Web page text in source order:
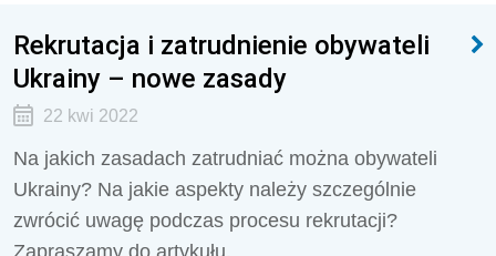
Rekrutacja i zatrudnienie obywateli
Ukrainy – nowe zasady
22 kwi 2022
Na jakich zasadach zatrudniać można obywateli
Ukrainy? Na jakie aspekty należy szczególnie
zwrócić uwagę podczas procesu rekrutacji?
Zapraszamy do artykułu.